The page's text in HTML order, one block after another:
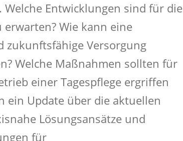
Entwicklungen sind für die
erwarten? Wie kann eine
zukunftsfähige Versorgung
Welche Maßnahmen sollten für
einer Tagespflege ergriffen
ein Update über die aktuellen
Lösungsansätze und
für